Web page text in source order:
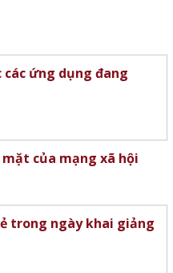
các ứng dụng đang
của mạng xã hội
trong ngày khai giảng